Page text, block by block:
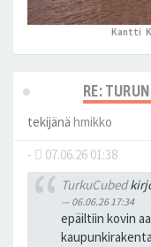
Kantti ,
RE:
tekijänä hmikko
-
07.06.26 01:38
TurkuCubed
06.06.26 17:34
epäiltiin kovin